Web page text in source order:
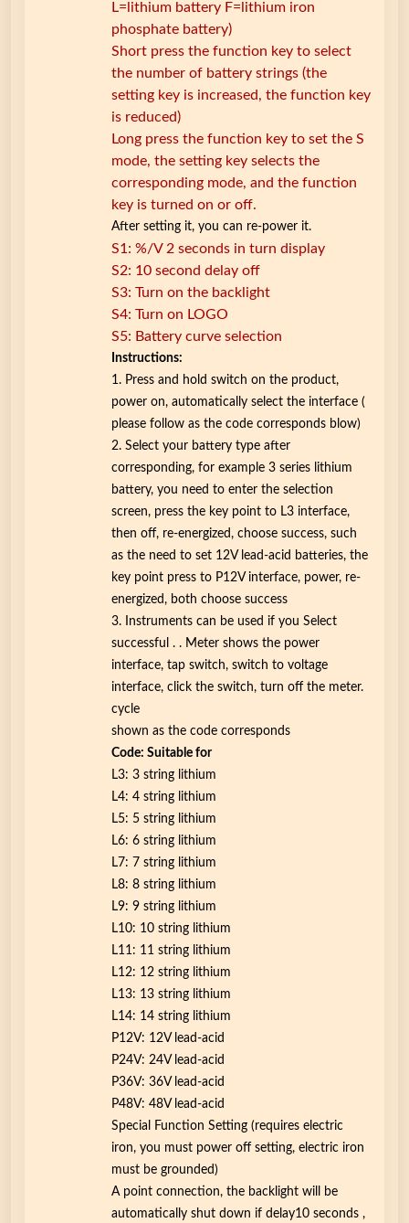
L=lithium battery F=lithium iron
phosphate battery)
Short press the function key to select
the number of battery strings (the
setting key is increased, the function key
is reduced)
Long press the function key to set the S
mode, the setting key selects the
corresponding mode, and the function
key is turned on or off.
After setting it, you can re-power it.
S1: %/V 2 seconds in turn display
S2: 10 second delay off
S3: Turn on the backlight
S4: Turn on LOGO
S5: Battery curve selection
Instructions:
1. Press and hold switch on the product,
power on, automatically select the interface (
please follow as the code corresponds blow)
2. Select your battery type after
corresponding, for example 3 series lithium
battery, you need to enter the selection
screen, press the key point to L3 interface,
then off, re-energized, choose success, such
as the need to set 12V lead-acid batteries, the
key point press to P12V interface, power, re-
energized, both choose success
3. Instruments can be used if you Select
successful . . Meter shows the power
interface, tap switch, switch to voltage
interface, click the switch, turn off the meter.
cycle
shown as the code corresponds
Code: Suitable for
L3: 3 string lithium
L4: 4 string lithium
L5: 5 string lithium
L6: 6 string lithium
L7: 7 string lithium
L8: 8 string lithium
L9: 9 string lithium
L10: 10 string lithium
L11: 11 string lithium
L12: 12 string lithium
L13: 13 string lithium
L14: 14 string lithium
P12V: 12V lead-acid
P24V: 24V lead-acid
P36V: 36V lead-acid
P48V: 48V lead-acid
Special Function Setting (requires electric
iron, you must power off setting, electric iron
must be grounded)
A point connection, the backlight will be
automatically shut down if delay10 seconds ,